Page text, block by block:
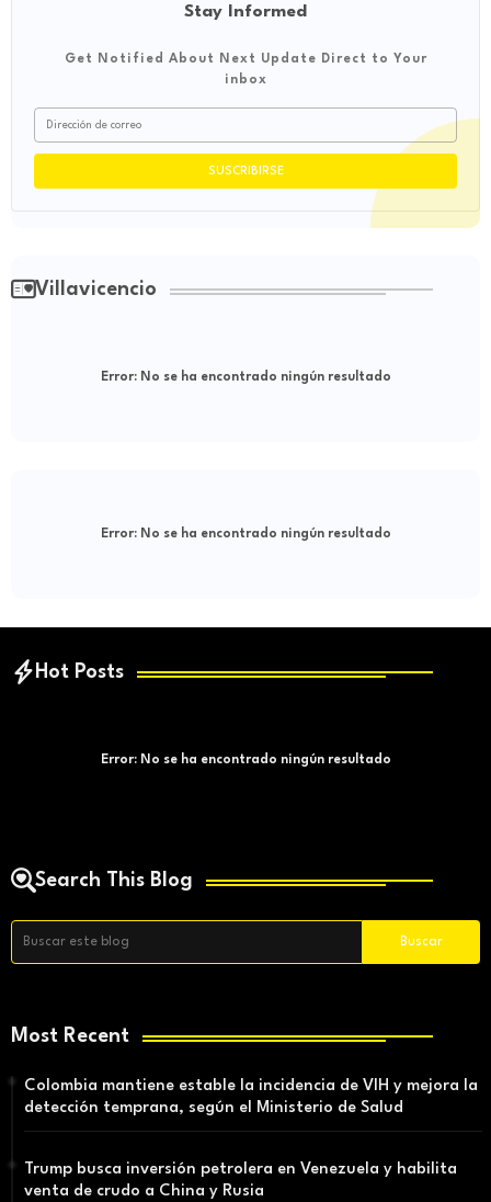
Stay Informed
Get Notified About Next Update Direct to Your
inbox
Villavicencio
Error:No se ha encontrado ningún resultado
Error:No se ha encontrado ningún resultado
Hot Posts
Error:No se ha encontrado ningún resultado
Search This Blog
Most Recent
Colombia mantiene estable la incidencia de VIH y mejora la
detección temprana, según el Ministerio de Salud
Trump busca inversión petrolera en Venezuela y habilita
venta de crudo a China y Rusia